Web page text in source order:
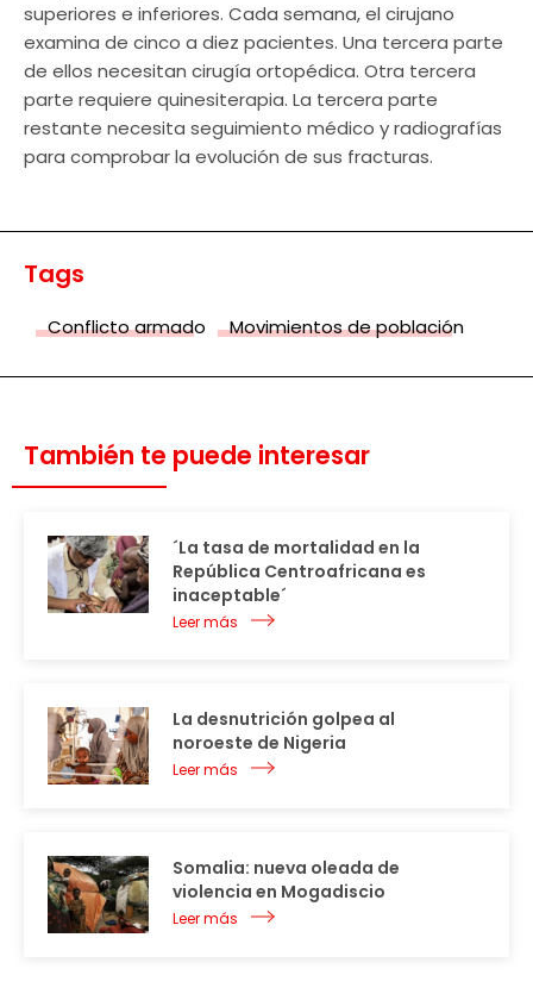
superiores e inferiores. Cada semana, el cirujano
examina de cinco a diez pacientes. Una tercera parte
de ellos necesitan cirugía ortopédica. Otra tercera
parte requiere quinesiterapia. La tercera parte
restante necesita seguimiento médico y radiografías
para comprobar la evolución de sus fracturas.
Tags
Conflicto armado Movimientos de población
También te puede interesar
´La tasa de mortalidad en la
República Centroafricana es
inaceptable´
Leer más
La desnutrición golpea al
noroeste de Nigeria
Leer más
Somalia: nueva oleada de
violencia en Mogadiscio
Leer más